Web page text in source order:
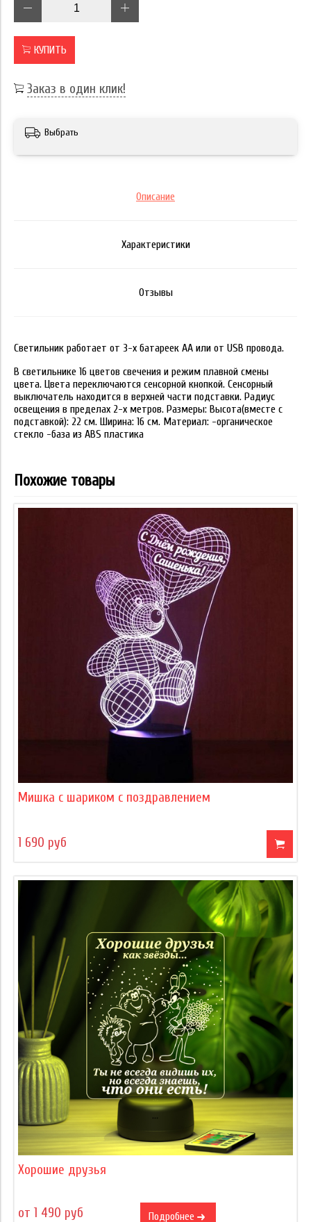
КУПИТЬ
Заказ в один клик!
Выбрать
Описание
Характеристики
Отзывы
Светильник работает от 3-х батареек АА или от USB провода.
В светильнике 16 цветов свечения и режим плавной смены
цвета. Цвета переключаются сенсорной кнопкой. Сенсорный
выключатель находится в верхней части подставки. Радиус
освещения в пределах 2-х метров. Размеры: Высота(вместе с
подставкой): 22 см. Ширина: 16 см. Материал: -органическое
стекло -база из ABS пластика
Похожие товары
Мишка с шариком с поздравлением
1 690 руб
Хорошие друзья
от 1 490 руб Подробнее